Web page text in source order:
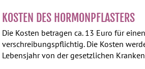
KOSTEN DES HORMONPFLASTERS
Die Kosten betragen ca. 13 Euro für
verschreibungspflichtig. Die Kosten
Lebensjahr von der gesetzlichen